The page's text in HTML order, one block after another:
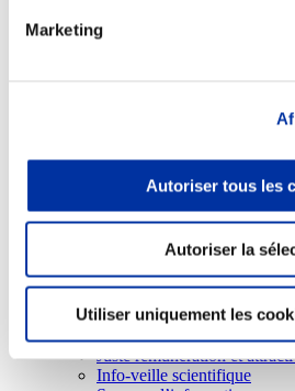
Marketing
Autoriser tous les
Autoriser la
Utiliser uniquement les
Sécurité sanitaire
Viandes et santé
Juste rémunération et
Info-veille scientifique